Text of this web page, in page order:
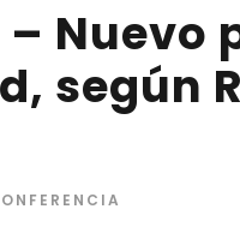
Nuevo
según